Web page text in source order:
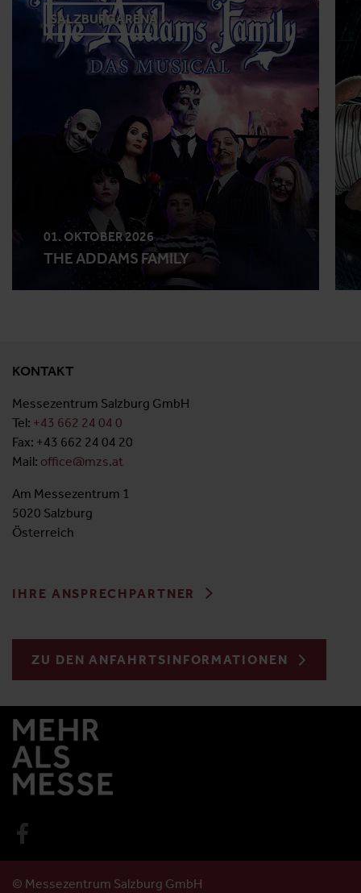
SALZBURGARENA
01. OKTOBER 2026
THE ADDAMS FAMILY
KONTAKT
Messezentrum Salzburg GmbH
Tel: +43 662 24 04 0
Fax: +43 662 24 04 20
Mail: office@mzs.at
Am Messezentrum 1
5020 Salzburg
Österreich
IHRE ANSPRECHPARTNER
ZU DEN ANFAHRTSINFORMATIONEN
© Messezentrum Salzburg GmbH